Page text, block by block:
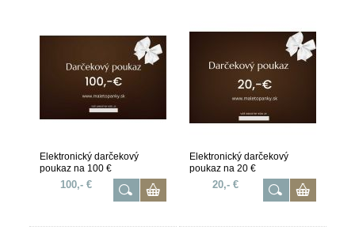
Elektronický darčekový
poukaz na 100 €
100,- €
Elektronický darčekový
poukaz na 20 €
20,- €